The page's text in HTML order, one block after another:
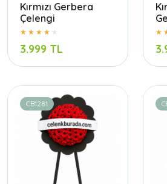
Kırmızı Gerbera
Çelengi
3.999 TL
CB1281